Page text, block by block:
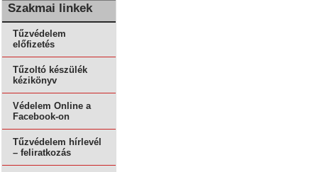
Szakmai linkek
Tűzvédelem
előfizetés
Tűzoltó készülék
kézikönyv
Védelem Online a
Facebook-on
Tűzvédelem hírlevél
– feliratkozás